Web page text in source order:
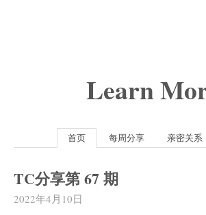
Learn
首页 每周分享 亲密关系
TC分享第 67 期
2022年4月10日